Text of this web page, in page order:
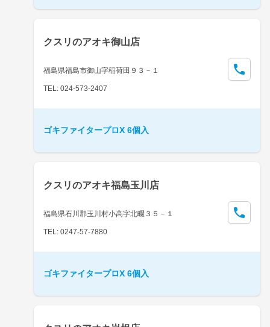
クスリのアオキ御山店
福島県福島市御山字稲荷田９３－１
TEL: 024-573-2407
ゴキファイタープロX 6個入
クスリのアオキ福島玉川店
福島県石川郡玉川村小高字北畷３５－１
TEL: 0247-57-7880
ゴキファイタープロX 6個入